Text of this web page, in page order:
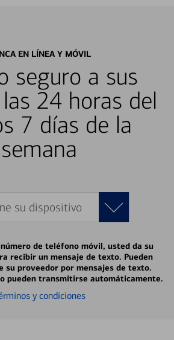
EN LÍNEA Y MÓVIL
seguro a sus
24 horas del
7 días de la
semana
su dispositivo
de teléfono móvil, usted da su
recibir un mensaje de texto. Pueden
su proveedor por mensajes de texto.
pueden transmitirse automáticamente.
y condiciones